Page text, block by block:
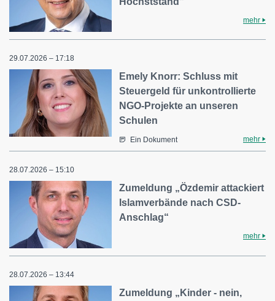
mehr
29.07.2026 – 17:18
Emely Knorr: Schluss mit
Steuergeld für unkontrollierte
NGO-Projekte an unseren
Schulen
Ein Dokument mehr
28.07.2026 – 15:10
Zumeldung „Özdemir attackiert
Islamverbände nach CSD-
Anschlag“
mehr
28.07.2026 – 13:44
Zumeldung „Kinder - nein,